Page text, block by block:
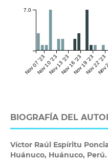
Nov 07 '23Nov 10 '23Nov 13 '23Nov 16 '23Nov 19 '23Nov 22 '23
7.0
BIOGRAFÍA DEL
Víctor Raúl Espíritu
Huánuco, Huánuco, Perú.